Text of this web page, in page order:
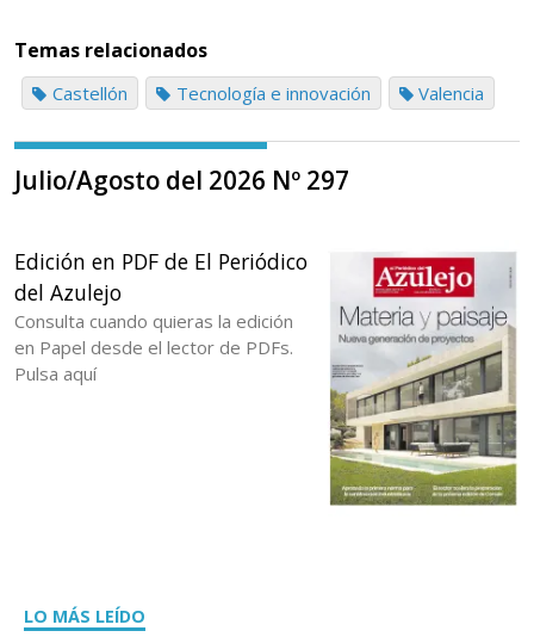
Temas relacionados
Castellón Tecnología e innovación Valencia
Julio/Agosto del 2026 Nº 297
Edición en PDF de El Periódico
del Azulejo
Consulta cuando quieras la edición
en Papel desde el lector de PDFs.
Pulsa aquí
LO MÁS LEÍDO